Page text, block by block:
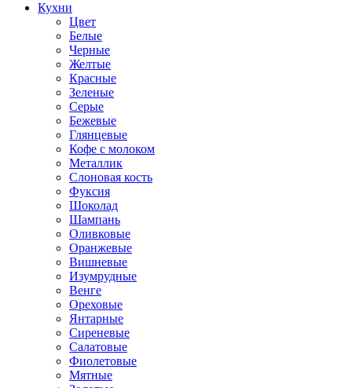
Кухни
Цвет
Белые
Черные
Желтые
Красные
Зеленые
Серые
Бежевые
Глянцевые
Кофе с молоком
Металлик
Слоновая кость
Фуксия
Шоколад
Шампань
Оливковые
Оранжевые
Вишневые
Изумрудные
Венге
Ореховые
Янтарные
Сиреневые
Салатовые
Фиолетовые
Мятные